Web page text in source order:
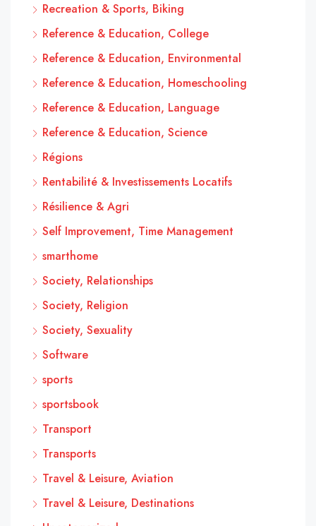
Recreation & Sports, Biking
Reference & Education, College
Reference & Education, Environmental
Reference & Education, Homeschooling
Reference & Education, Language
Reference & Education, Science
Régions
Rentabilité & Investissements Locatifs
Résilience & Agri
Self Improvement, Time Management
smarthome
Society, Relationships
Society, Religion
Society, Sexuality
Software
sports
sportsbook
Transport
Transports
Travel & Leisure, Aviation
Travel & Leisure, Destinations